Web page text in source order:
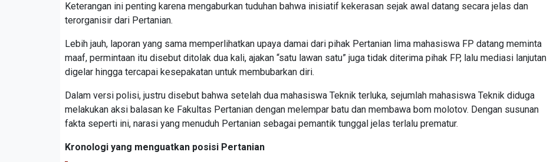
Keterangan ini penting karena mengaburkan tuduhan bahwa inisiatif kekerasan sejak awal datang secara jelas dan
terorganisir dari Pertanian.
Lebih jauh, laporan yang sama memperlihatkan upaya damai dari pihak Pertanian lima mahasiswa FP datang meminta
maaf, permintaan itu disebut ditolak dua kali, ajakan “satu lawan satu” juga tidak diterima pihak FP, lalu mediasi lanjutan
digelar hingga tercapai kesepakatan untuk membubarkan diri.
Dalam versi polisi, justru disebut bahwa setelah dua mahasiswa Teknik terluka, sejumlah mahasiswa Teknik diduga
melakukan aksi balasan ke Fakultas Pertanian dengan melempar batu dan membawa bom molotov. Dengan susunan
fakta seperti ini, narasi yang menuduh Pertanian sebagai pemantik tunggal jelas terlalu prematur.
Kronologi yang menguatkan posisi Pertanian